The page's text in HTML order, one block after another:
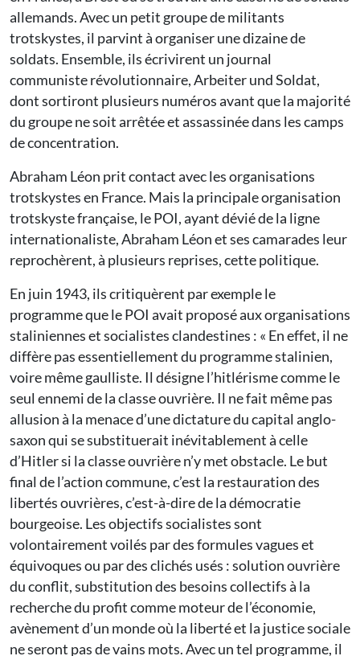
allemands. Avec un petit groupe de militants
trotskystes, il parvint à organiser une dizaine de
soldats. Ensemble, ils écrivirent un journal
communiste révolutionnaire, Arbeiter und Soldat,
dont sortiront plusieurs numéros avant que la majorité
du groupe ne soit arrêtée et assassinée dans les camps
de concentration.
Abraham Léon prit contact avec les organisations
trotskystes en France. Mais la principale organisation
trotskyste française, le POI, ayant dévié de la ligne
internationaliste, Abraham Léon et ses camarades leur
reprochèrent, à plusieurs reprises, cette politique.
En juin 1943, ils critiquèrent par exemple le
programme que le POI avait proposé aux organisations
staliniennes et socialistes clandestines : « En effet, il ne
diffère pas essentiellement du programme stalinien,
voire même gaulliste. Il désigne l’hitlérisme comme le
seul ennemi de la classe ouvrière. Il ne fait même pas
allusion à la menace d’une dictature du capital anglo-
saxon qui se substituerait inévitablement à celle
d’Hitler si la classe ouvrière n’y met obstacle. Le but
final de l’action commune, c’est la restauration des
libertés ouvrières, c’est-à-dire de la démocratie
bourgeoise. Les objectifs socialistes sont
volontairement voilés par des formules vagues et
équivoques ou par des clichés usés : solution ouvrière
du conflit, substitution des besoins collectifs à la
recherche du profit comme moteur de l’économie,
avènement d’un monde où la liberté et la justice sociale
ne seront pas de vains mots. Avec un tel programme, il